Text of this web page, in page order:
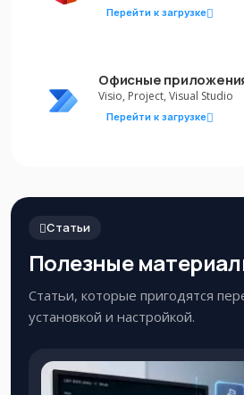
Перейти к загрузке
Офисные
Visio, Project, Visual Studio
Перейти к загрузке
Статьи
Полезные
Статьи, которые пригодятся
установкой и настройкой.